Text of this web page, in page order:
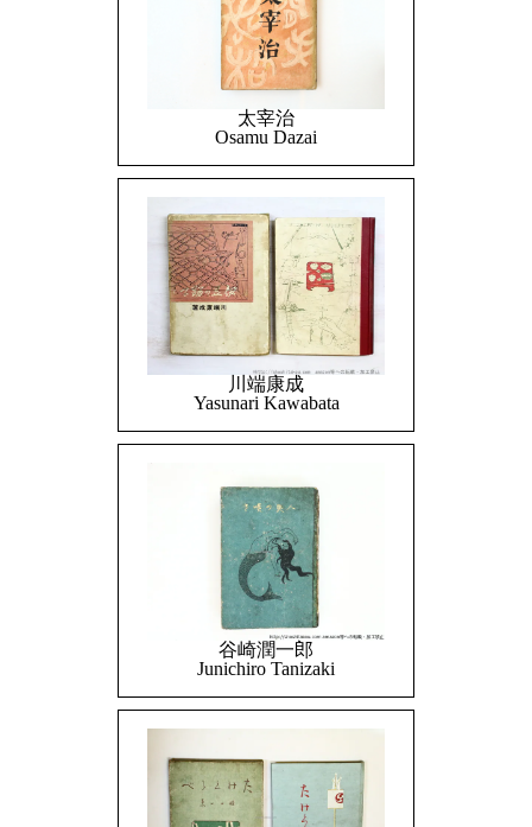
太宰治
Osamu Dazai
川端康成
Yasunari Kawabata
谷崎潤一郎
Junichiro Tanizaki